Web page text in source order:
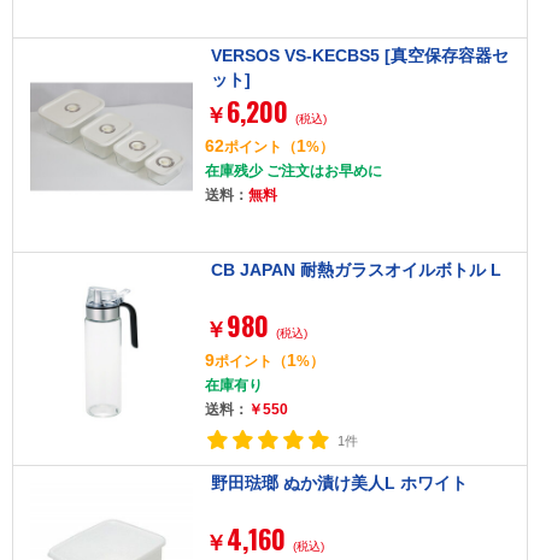
VERSOS VS-KECBS5 [真空保存容器セ
ット]
￥ 6,200 (税込)
62ポイント （1%）
在庫残少 ご注文はお早めに
送料： 無料
CB JAPAN 耐熱ガラスオイルボトル L
￥ 980 (税込)
9ポイント （1%）
在庫有り
送料： ￥550
1件
野田琺瑯 ぬか漬け美人L ホワイト
￥ 4,160 (税込)